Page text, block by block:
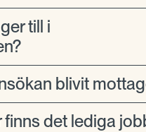
till i
blivit
det lediga